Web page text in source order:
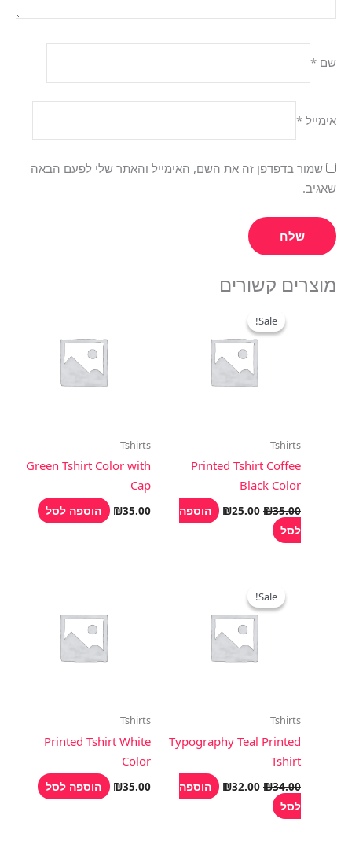
שם *
אימייל *
שמור בדפדפן זה את השם, האימייל והאתר שלי לפעם הבאה
שאגיב.
מוצרים קשורים
Sale!
Sale!
Tshirts
Printed Tshirt Coffee
Black Color
₪35.00
היה:
₪35.00.
₪25.00
₪25.00.
הוספה
לסל
Tshirts
Green Tshirt Color with
Cap
₪35.00 הוספה לסל
Sale!
Sale!
Tshirts
Typography Teal Printed
Tshirt
₪34.00
היה:
₪34.00.
₪32.00
₪32.00.
הוספה
לסל
Tshirts
Printed Tshirt White
Color
₪35.00 הוספה לסל